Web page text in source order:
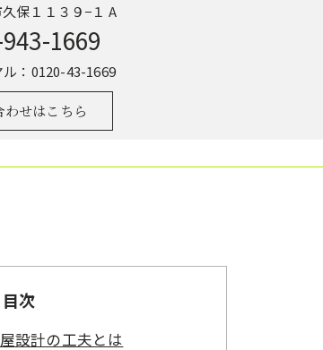
保１１３９−１ A
1669
：0120-43-1669
わせはこちら
目次
設計の工夫とは